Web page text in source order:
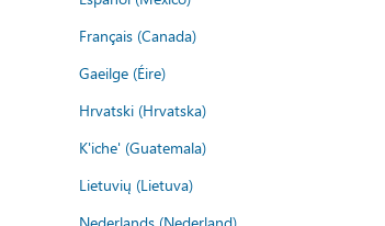
Français (Canada)
Gaeilge (Éire)
Hrvatski (Hrvatska)
K'iche' (Guatemala)
Lietuvių (Lietuva)
Nederlands (Nederland)